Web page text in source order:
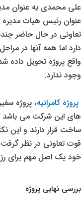
علی محمدی به عنوان
عنوان رئیس هیات
تعاونی در حال حاضر
دارد اما همه آنها در
واقع پروژه تحویل داده
وجود ندارد.
پروژه کامرانیه، پروژه
های این شرکت می
ساخت قرار دارند و این
قوت تعاونی در نظر گرفت
خود یک اصل مهم برای
بررسی نهایی پروژه